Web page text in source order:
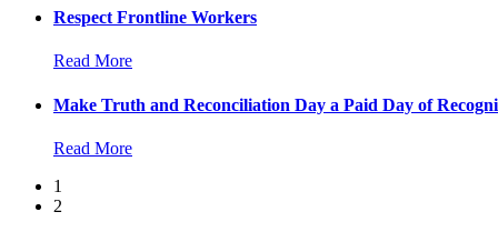
Respect Frontline Workers
Read More
Make Truth and Reconciliation Day a Paid Day of
Read More
1
2